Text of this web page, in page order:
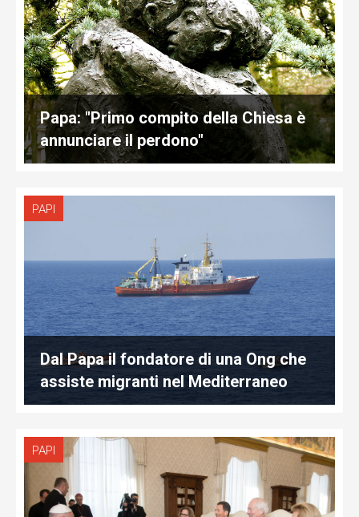
Papa: "Primo compito della Chiesa è
annunciare il perdono"
PAPI
Dal Papa il fondatore di una Ong che
assiste migranti nel Mediterraneo
PAPI